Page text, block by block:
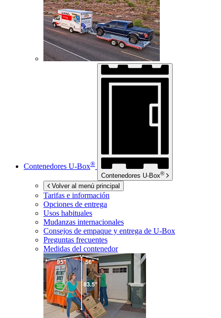
Contenedores U-Box®
Contenedores U-Box®
Volver al menú principal
Tarifas e información
Opciones de entrega
Usos habituales
Mudanzas internacionales
Consejos de empaque y entrega de U-Box
Preguntas frecuentes
Medidas del contenedor